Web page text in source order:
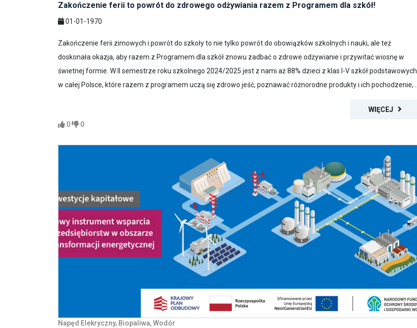
Zakończenie ferii to powrót do zdrowego odżywiania razem z Programem dla szkół!
01-01-1970
Zakończenie ferii zimowych i powrót do szkoły to nie tylko powrót do obowiązków szkolnych i nauki, ale też
doskonała okazja, aby razem z Programem dla szkół znowu zadbać o zdrowe odżywianie i przywitać wiosnę w
świetnej formie. W II semestrze roku szkolnego 2024/2025 jest z nami aż 88% dzieci z klas I-V szkół podstawowych
w całej Polsce, które razem z programem uczą się zdrowo jeść, poznawać różnorodne produkty i ich pochodzenie, ...
WIĘCEJ
0
0
Napęd Elekryczny, Biopaliwa, Wodór